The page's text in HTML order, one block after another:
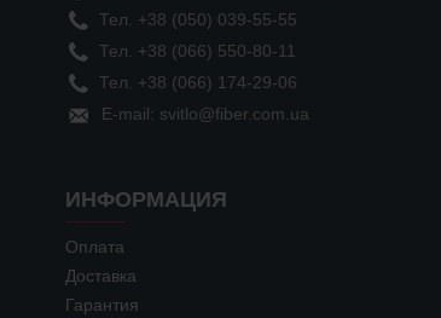
Тел. +38 (050) 039-55-55
Тел. +38 (066) 550-80-11
Тел. +38 (066) 174-29-06
E-mail: svitlo@fiber.com.ua
ИНФОРМАЦИЯ
Оплата
Доставка
Гарантия